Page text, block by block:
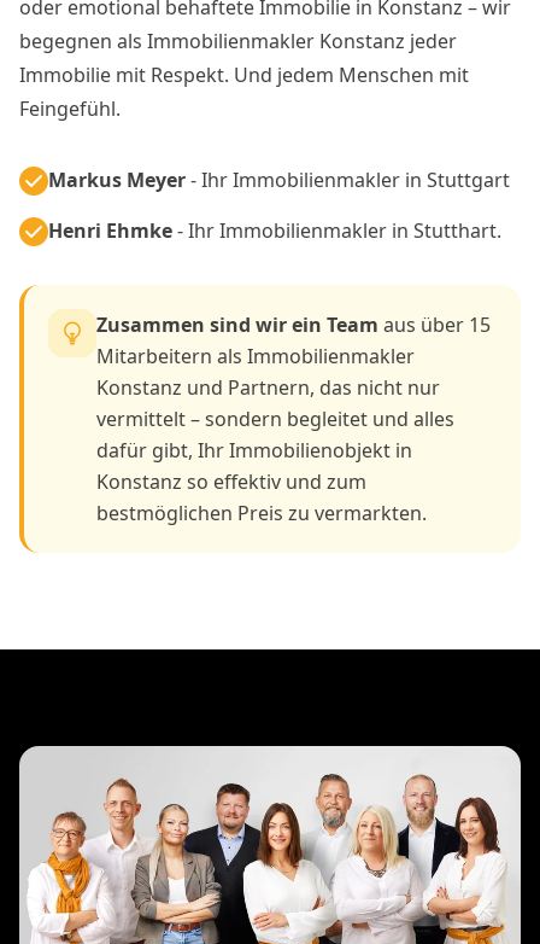
oder emotional behaftete Immobilie in Konstanz – wir
begegnen als Immobilienmakler Konstanz jeder
Immobilie mit Respekt. Und jedem Menschen mit
Feingefühl.
Markus Meyer- Ihr Immobilienmakler in Stuttgart
Henri Ehmke- Ihr Immobilienmakler in Stutthart.
Zusammen sind wir ein Team aus über 15
Mitarbeitern als Immobilienmakler
Konstanz und Partnern, das nicht nur
vermittelt – sondern begleitet und alles
dafür gibt, Ihr Immobilienobjekt in
Konstanz so effektiv und zum
bestmöglichen Preis zu vermarkten.